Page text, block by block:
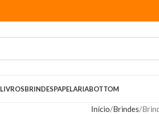
LIVROSBRINDESPAPELARIABOTTOM
Início Brindes